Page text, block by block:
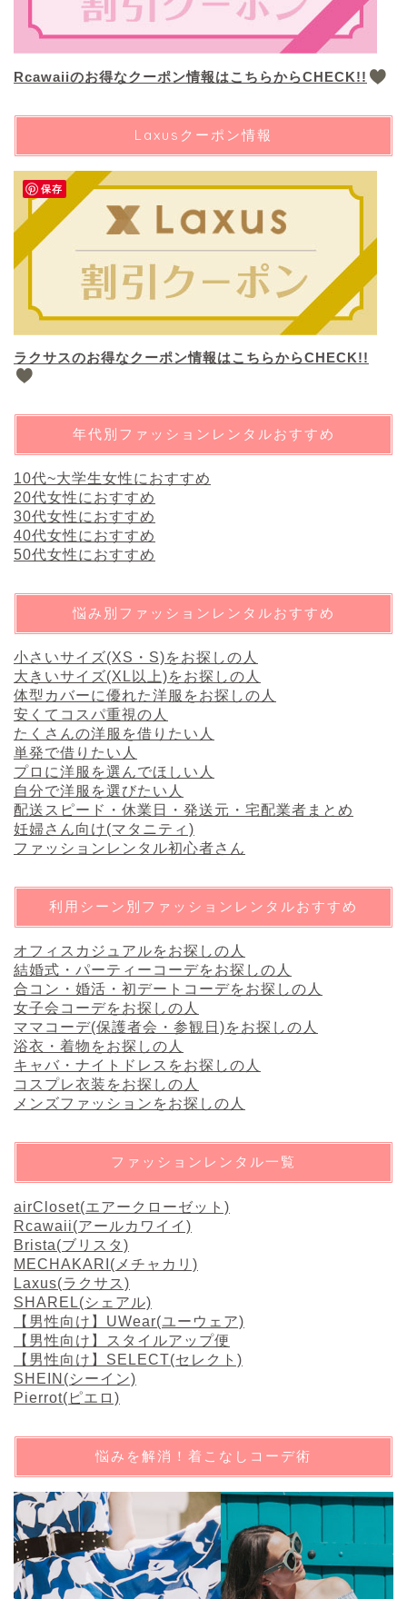
Rcawaiiのお得なクーポン情報はこちらからCHECK!!
Laxusクーポン情報
ラクサスのお得なクーポン情報はこちらからCHECK!!
年代別ファッションレンタルおすすめ
10代~大学生女性におすすめ
20代女性におすすめ
30代女性におすすめ
40代女性におすすめ
50代女性におすすめ
悩み別ファッションレンタルおすすめ
小さいサイズ(XS・S)をお探しの人
大きいサイズ(XL以上)をお探しの人
体型カバーに優れた洋服をお探しの人
安くてコスパ重視の人
たくさんの洋服を借りたい人
単発で借りたい人
プロに洋服を選んでほしい人
自分で洋服を選びたい人
配送スピード・休業日・発送元・宅配業者まとめ
妊婦さん向け(マタニティ)
ファッションレンタル初心者さん
利用シーン別ファッションレンタルおすすめ
オフィスカジュアルをお探しの人
結婚式・パーティーコーデをお探しの人
合コン・婚活・初デートコーデをお探しの人
女子会コーデをお探しの人
ママコーデ(保護者会・参観日)をお探しの人
浴衣・着物をお探しの人
キャバ・ナイトドレスをお探しの人
コスプレ衣装をお探しの人
メンズファッションをお探しの人
ファッションレンタル一覧
airCloset(エアークローゼット)
Rcawaii(アールカワイイ)
Brista(ブリスタ)
MECHAKARI(メチャカリ)
Laxus(ラクサス)
SHAREL(シェアル)
【男性向け】UWear(ユーウェア)
【男性向け】スタイルアップ便
【男性向け】SELECT(セレクト)
SHEIN(シーイン)
Pierrot(ピエロ)
悩みを解消！着こなしコーデ術
保存